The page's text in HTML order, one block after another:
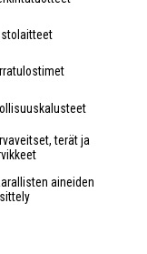
terät ja
aineiden